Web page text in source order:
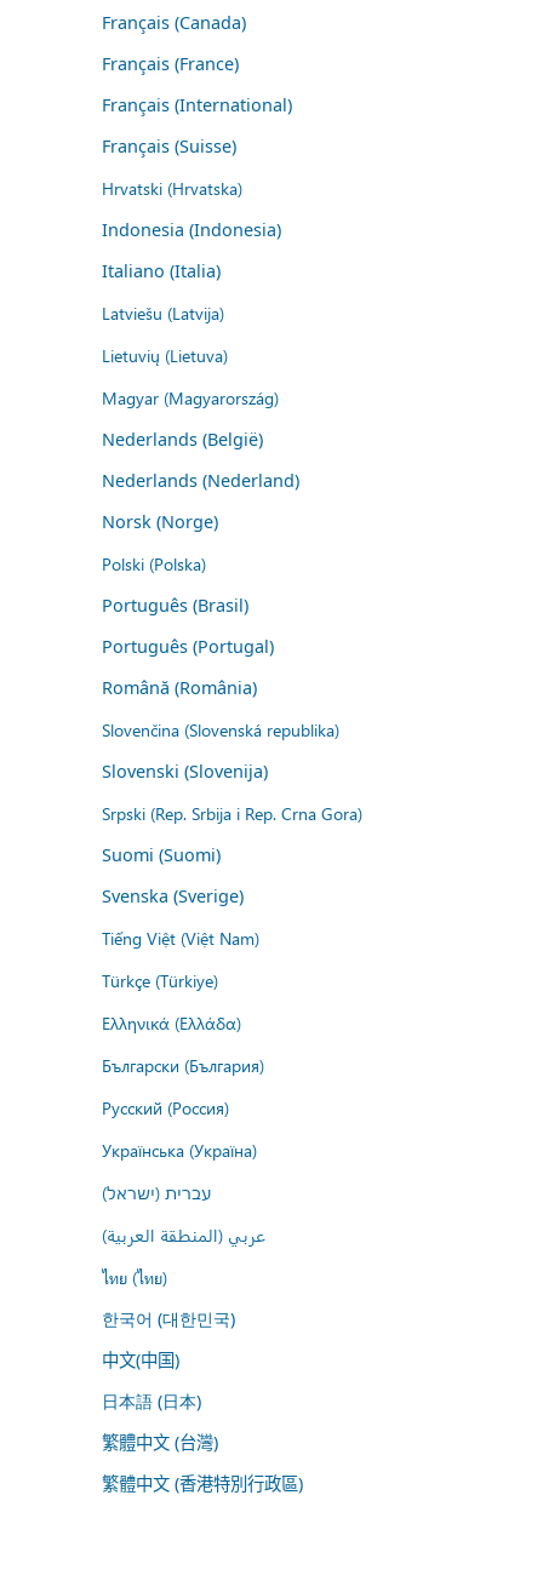
Français (Canada)
Français (France)
Français (International)
Français (Suisse)
Hrvatski (Hrvatska)
Indonesia (Indonesia)
Italiano (Italia)
Latviešu (Latvija)
Lietuvių (Lietuva)
Magyar (Magyarország)
Nederlands (België)
Nederlands (Nederland)
Norsk (Norge)
Polski (Polska)
Português (Brasil)
Português (Portugal)
Română (România)
Slovenčina (Slovenská republika)
Slovenski (Slovenija)
Srpski (Rep. Srbija i Rep. Crna Gora)
Suomi (Suomi)
Svenska (Sverige)
Tiếng Việt (Việt Nam)
Türkçe (Türkiye)
Ελληνικά (Ελλάδα)
Български (България)
Русский (Россия)
Українська (Україна)
עברית (ישראל)
عربي (المنطقة العربية)
ไทย (ไทย)
한국어 (대한민국)
中文(中国)
日本語 (日本)
繁體中文 (台灣)
繁體中文 (香港特別行政區)